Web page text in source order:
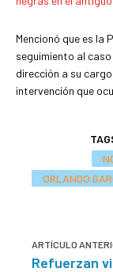
Mencionó que es la
seguimiento al
dirección a su
intervención que
ORLANDO
ARTÍCULO
Refuerzan